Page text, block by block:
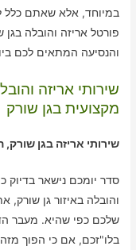
במיוחד, אלא שאתם כלל
פורטל אריזה והובלה
והנסיעה המתאים לכם
שירותי אריזה
מקצועית בגן שורק
שירותי אריזה בגן שורק,
סדר יומכם נישאר בדיוק
והובלה באיזור גן
שלכם כפי שהיא. מעבר
בלו"זכם, אם כי הפוך